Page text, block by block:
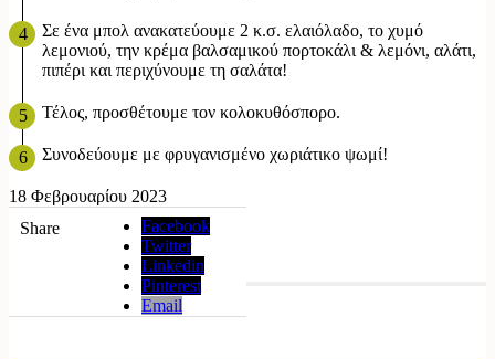
Σε ένα μπολ ανακατεύουμε 2 κ.σ. ελαιόλαδο, το χυμό
λεμονιού, την κρέμα βαλσαμικού πορτοκάλι & λεμόνι, αλάτι,
πιπέρι και περιχύνουμε τη σαλάτα!
Τέλος, προσθέτουμε τον κολοκυθόσπορο.
Συνοδεύουμε με φρυγανισμένο χωριάτικο ψωμί!
18 Φεβρουαρίου 2023
Share
Facebook
Twitter
Linkedin
Pinterest
Email